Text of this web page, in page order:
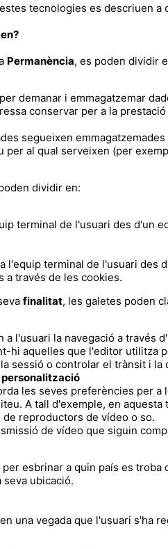
tecnologies es descriuen a
Permanència, es poden dividir
demanar i emmagatzemar
conservar per a la
segueixen
per al qual serveixen (per
dividir en:
terminal de l'usuari des d'un
l'equip terminal de l'usuari des
a través de les cookies.
finalitat, les galetes poden
a l'usuari la navegació a través
hi aquelles que l'editor utilitza
sessió o controlar el trànsit i la
personalització
les seves preferències per
A tall d'exemple, en
de reproductors de vídeo o so.
de vídeo que siguin
esbrinar a quin país es
ubicació.
una vegada que l'usuari s'ha